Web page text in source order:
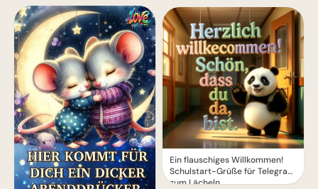
Ein flauschiges Willkommen!
Schulstart-Grüße für Telegram
zum Lächeln